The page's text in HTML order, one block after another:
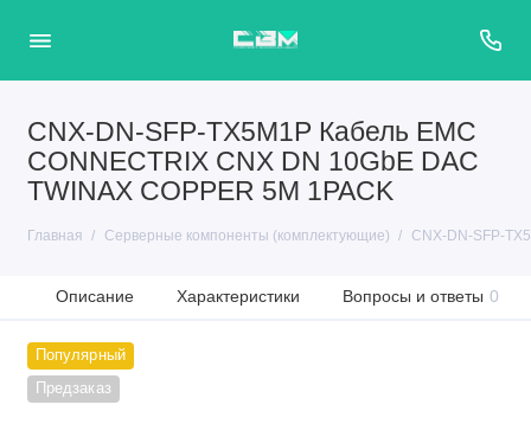
CNX-DN-SFP-TX5M1P Кабель EMC
CONNECTRIX CNX DN 10GbE DAC
TWINAX COPPER 5M 1PACK
Главная Серверные компоненты (комплектующие) CNX-DN-SFP-
Описание Характеристики Вопросы и ответы 0
Популярный
Предзаказ